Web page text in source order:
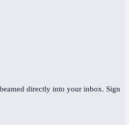
directly into your inbox. Sign